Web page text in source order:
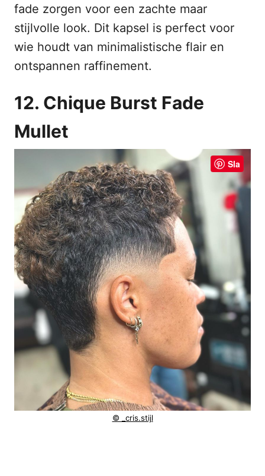
fade zorgen voor een zachte maar
stijlvolle look. Dit kapsel is perfect voor
wie houdt van minimalistische flair en
ontspannen raffinement.
12. Chique Burst Fade
Mullet
Sla
© _cris.stijl